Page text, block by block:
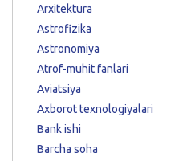
Arxitektura
Astrofizika
Astronomiya
Atrof-muhit fanlari
Aviatsiya
Axborot texnologiyalari
Bank ishi
Barcha soha